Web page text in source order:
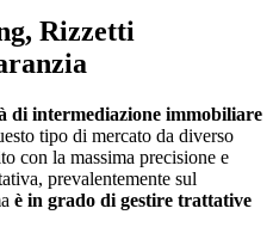
Rizzetti
di intermediazione immobiliare
tipo di mercato da diverso
con la massima precisione e
prevalentemente sul
è in grado di gestire trattative